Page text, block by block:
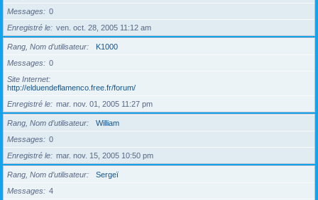
Messages
0
Enregistré le
ven. oct. 28, 2005 11:12 am
Rang, Nom d’utilisateur
K1000
Messages
0
Site Internet
http://elduendeflamenco.free.fr/forum/
Enregistré le
mar. nov. 01, 2005 11:27 pm
Rang, Nom d’utilisateur
William
Messages
0
Enregistré le
mar. nov. 15, 2005 10:50 pm
Rang, Nom d’utilisateur
Sergeï
Messages
4